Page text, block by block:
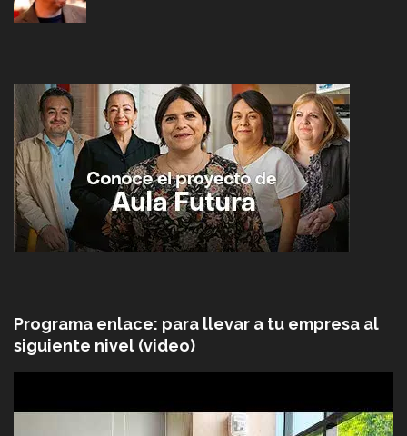
Programa enlace: para llevar a tu empresa al
siguiente nivel (video)